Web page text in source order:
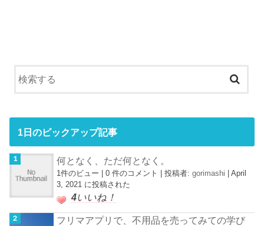
1日のピックアップ記事
何となく、ただ何となく。
1件のビュー |0 件のコメント |投稿者:gorimashi |April
3, 2021 に投稿された
4いいね！
フリマアプリで、不用品を売ってみての学び